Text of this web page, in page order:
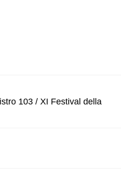
103 / XI Festival della